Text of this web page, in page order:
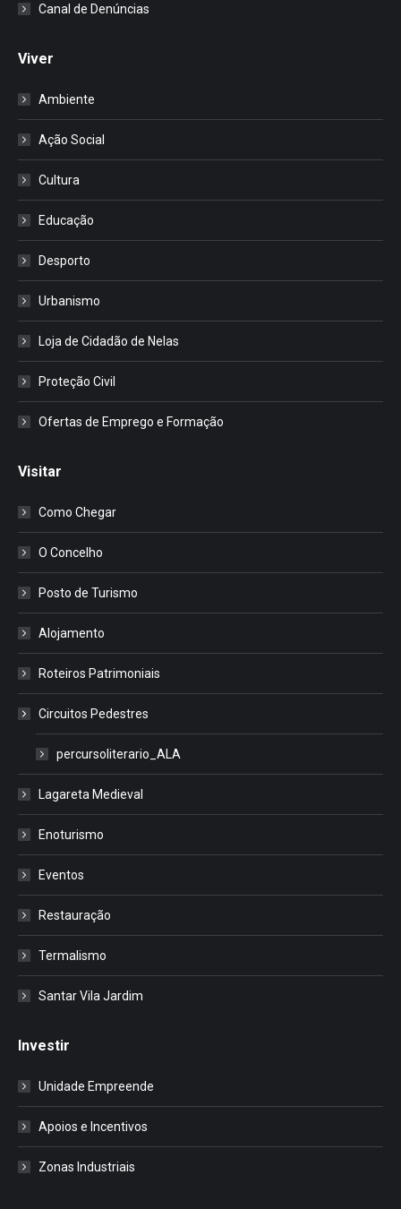
Canal de Denúncias
Viver
Ambiente
Ação Social
Cultura
Educação
Desporto
Urbanismo
Loja de Cidadão de Nelas
Proteção Civil
Ofertas de Emprego e Formação
Visitar
Como Chegar
O Concelho
Posto de Turismo
Alojamento
Roteiros Patrimoniais
Circuitos Pedestres
percursoliterario_ALA
Lagareta Medieval
Enoturismo
Eventos
Restauração
Termalismo
Santar Vila Jardim
Investir
Unidade Empreende
Apoios e Incentivos
Zonas Industriais